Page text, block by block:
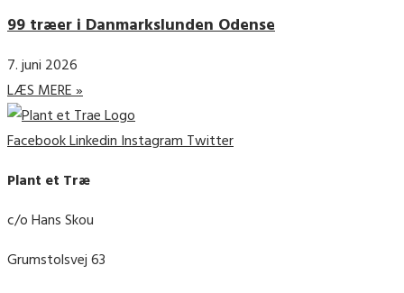
99 træer i Danmarkslunden Odense
7. juni 2026
LÆS MERE »
FacebookLinkedinInstagramTwitter
Plant et Træ
c/o Hans Skou
Grumstolsvej 63